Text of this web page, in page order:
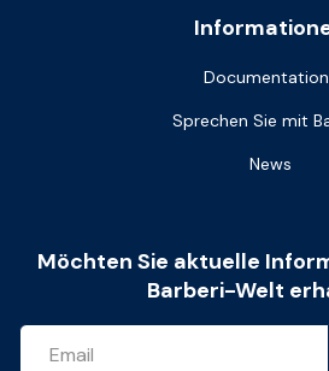
Sprechen Sie mit
News
Möchten Sie aktuelle
Barberi-Welt